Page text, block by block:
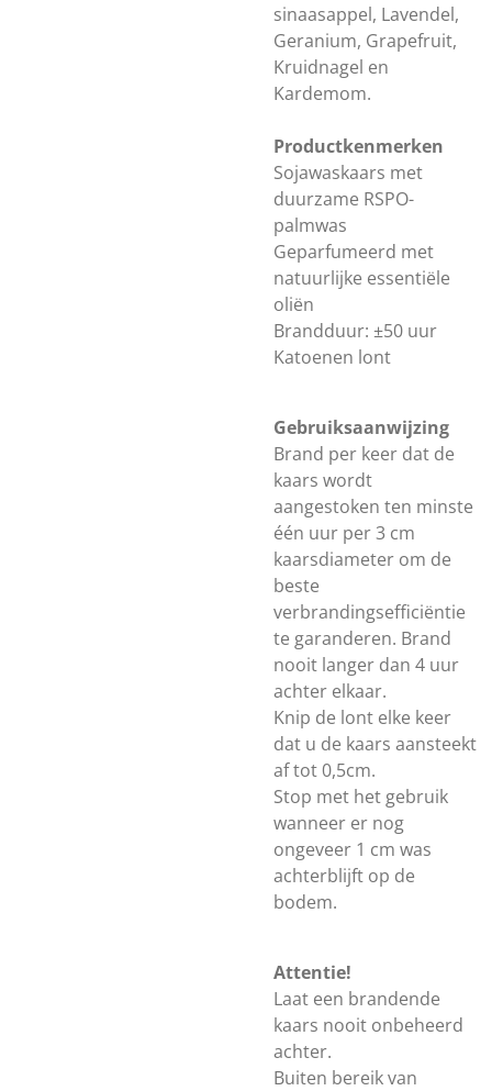
sinaasappel, Lavendel,
Geranium, Grapefruit,
Kruidnagel en
Kardemom.
Productkenmerken
Sojawaskaars met
duurzame RSPO-
palmwas
Geparfumeerd met
natuurlijke essentiële
oliën
Brandduur: ±50 uur
Katoenen lont
Gebruiksaanwijzing
Brand per keer dat de
kaars wordt
aangestoken ten minste
één uur per 3 cm
kaarsdiameter om de
beste
verbrandingsefficiëntie
te garanderen. Brand
nooit langer dan 4 uur
achter elkaar.
Knip de lont elke keer
dat u de kaars aansteekt
af tot 0,5cm.
Stop met het gebruik
wanneer er nog
ongeveer 1 cm was
achterblijft op de
bodem.
Attentie!
Laat een brandende
kaars nooit onbeheerd
achter.
Buiten bereik van